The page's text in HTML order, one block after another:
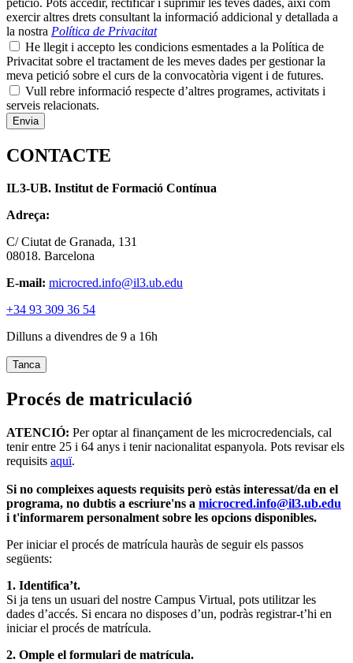
exercir altres drets consultant la informació addicional y detallada a
la nostra Política de Privacitat
He llegit i accepto les condicions esmentades a la Política de
Privacitat sobre el tractament de les meves dades per gestionar la
meva petició sobre el curs de la convocatòria vigent i de futures.
Vull rebre informació respecte d’altres programes, activitats i
serveis relacionats.
CONTACTE
IL3-UB. Institut de Formació Contínua
Adreça:
C/ Ciutat de Granada, 131
08018. Barcelona
E-mail: microcred.info@il3.ub.edu
+34 93 309 36 54
Dilluns a divendres de 9 a 16h
Tanca
Procés de matriculació
ATENCIÓ: Per optar al finançament de les microcredencials, cal
tenir entre 25 i 64 anys i tenir nacionalitat espanyola. Pots revisar els
requisits aquï.
Si no compleixes aquests requisits però estàs interessat/da en el
programa, no dubtis a escriure'ns a microcred.info@il3.ub.edu
i t'informarem personalment sobre les opcions disponibles.
Per iniciar el procés de matrícula hauràs de seguir els passos
següents:
1. Identifica’t.
Si ja tens un usuari del nostre Campus Virtual, pots utilitzar les
dades d’accés. Si encara no disposes d’un, podràs registrar-t’hi en
iniciar el procés de matrícula.
2. Omple el formulari de matrícula.